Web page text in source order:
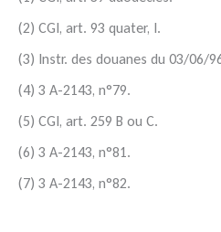
(2) CGI, art. 93 quater, I.
(3) Instr. des douanes du 03/06/
(4) 3 A-2143, n°79.
(5) CGI, art. 259 B ou C.
(6) 3 A-2143, n°81.
(7) 3 A-2143, n°82.